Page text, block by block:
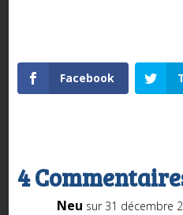
Facebook
4
Neu sur 31 décembre